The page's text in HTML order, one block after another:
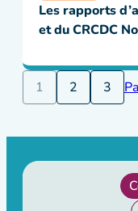
Les rapports
et du CRCDC
1 2 3